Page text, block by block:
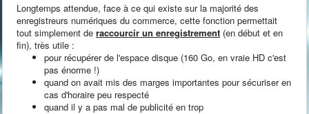
Longtemps attendue, face à ce qui existe sur la majorité des
enregistreurs numériques du commerce, cette fonction permettait
tout simplement de raccourcir un enregistrement (en début et en
fin), très utile :
pour récupérer de l'espace disque (160 Go, en vraie HD c'est
pas énorme !)
quand on avait mis des marges importantes pour sécuriser en
cas d'horaire peu respecté
quand il y a pas mal de publicité en trop